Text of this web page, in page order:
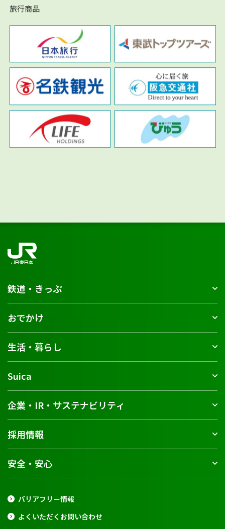
旅行商品
鉄道・きっぷ
おでかけ
生活・暮らし
Suica
企業・IR・サステナビリティ
採用情報
安全・安心
バリアフリー情報
よくいただくお問い合わせ